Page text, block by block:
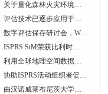
上…
国家发展改革委负
院…
国家发展改革委副
关于量化森林火灾环境…
评估技术已逐步应用于…
数字评估保存研讨会，W…
ISPRS StM荣获比利时…
利用全球地理空间数据…
协助ISPRS活动组织者促…
由汉诺威莱布尼茨大学…